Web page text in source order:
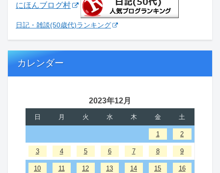
にほんブログ村
日記・雑談(50歳代)ランキング
カレンダー
2023年12月
日 月 火 水 木 金 土
1 2
3 4 5 6 7 8 9
10 11 12 13 14 15 16